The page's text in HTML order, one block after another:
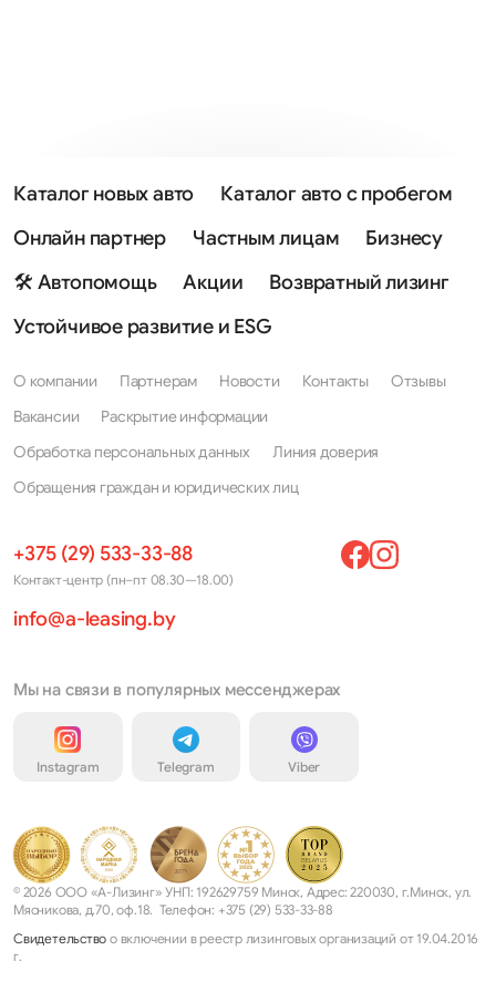
Каталог новых авто
Каталог авто с пробегом
Онлайн партнер
Частным лицам
Бизнесу
🛠 Автопомощь
Акции
Возвратный лизинг
Устойчивое развитие и ESG
О компании Партнерам Новости Контакты
Отзывы
Вакансии
Раскрытие информации
Обработка персональных данных
Линия доверия
Обращения граждан и юридических лиц
+375 (29) 533-33-88
Контакт-центр (пн–пт 08.30—18.00)
info@a-leasing.by
Мы на связи в популярных мессенджерах
Instagram Telegram Viber
© 2026 ООО «А-Лизинг» УНП: 192629759 Минск, Адрес: 220030, г.Минск, ул.
Мясникова, д.70, оф.18. Телефон: +375 (29) 533-33-88
Свидетельство о включении в реестр лизинговых организаций от 19.04.2016
г.